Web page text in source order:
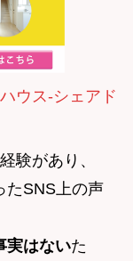
ウス-シェアド
験があり、
たSNS上の声
実はないた